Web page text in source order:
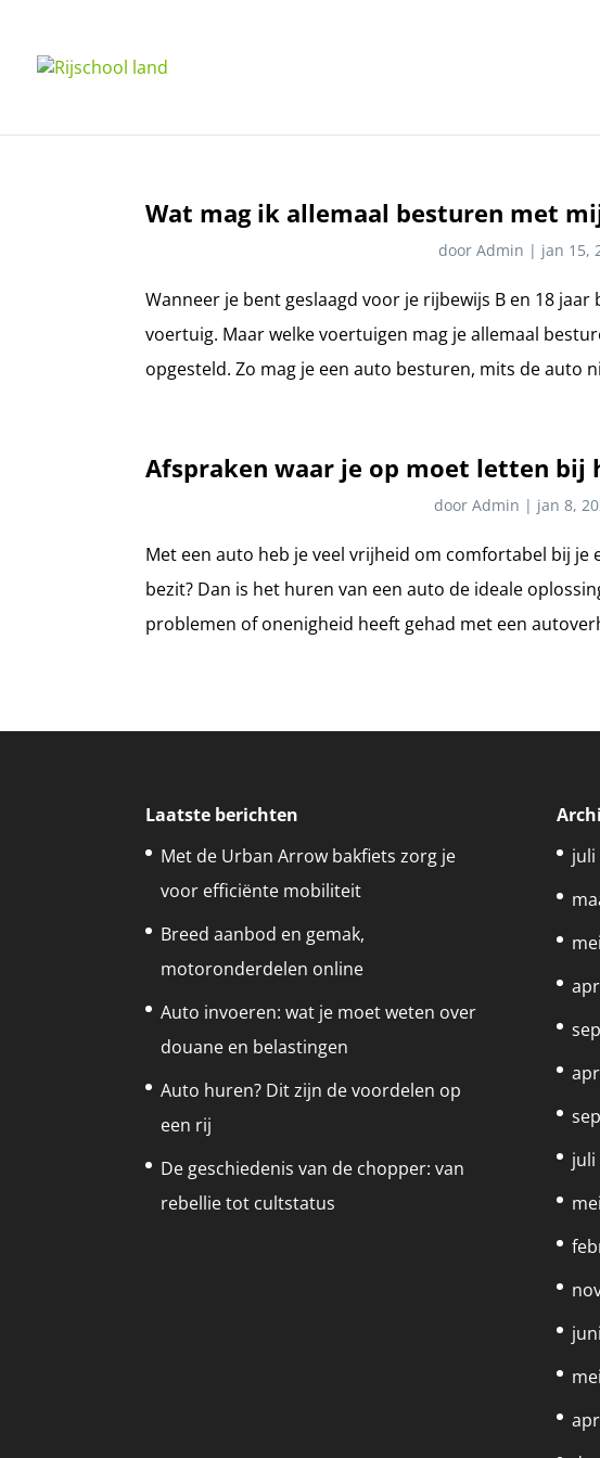
Wat mag ik allemaal besturen met
doorAdmin | jan 15,
Wanneer je bent geslaagd voor je rijbewijs B en 18
voertuig. Maar welke voertuigen mag je allemaal
opgesteld. Zo mag je een auto besturen, mits de auto
Afspraken waar je op moet letten bij
doorAdmin | jan 8,
Met een auto heb je veel vrijheid om comfortabel bij
bezit? Dan is het huren van een auto de ideale
problemen of onenigheid heeft gehad met een
Laatste berichten
Met de Urban Arrow bakfiets zorg je
voor efficiënte mobiliteit
Breed aanbod en gemak,
motoronderdelen online
Auto invoeren: wat je moet weten over
douane en belastingen
Auto huren? Dit zijn de voordelen op
een rij
De geschiedenis van de chopper: van
rebellie tot cultstatus
juli
juli